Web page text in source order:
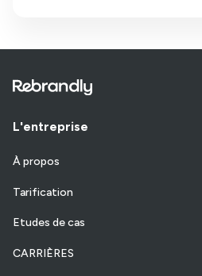
L'entreprise
À propos
Tarification
Etudes de cas
CARRIÈRES